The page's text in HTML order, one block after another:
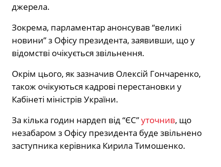
джерела.
Зокрема, парламентар анонсував “великі
новини” з Офісу президента, заявивши, що у
відомстві очікується звільнення.
Окрім цього, як зазначив Олексій Гончаренко,
також очікуються кадрові перестановки у
Кабінеті міністрів України.
За кілька годин нардеп від “ЄС”уточнив, що
незабаром з Офісу президента буде звільнено
заступника керівника Кирила Тимошенко.